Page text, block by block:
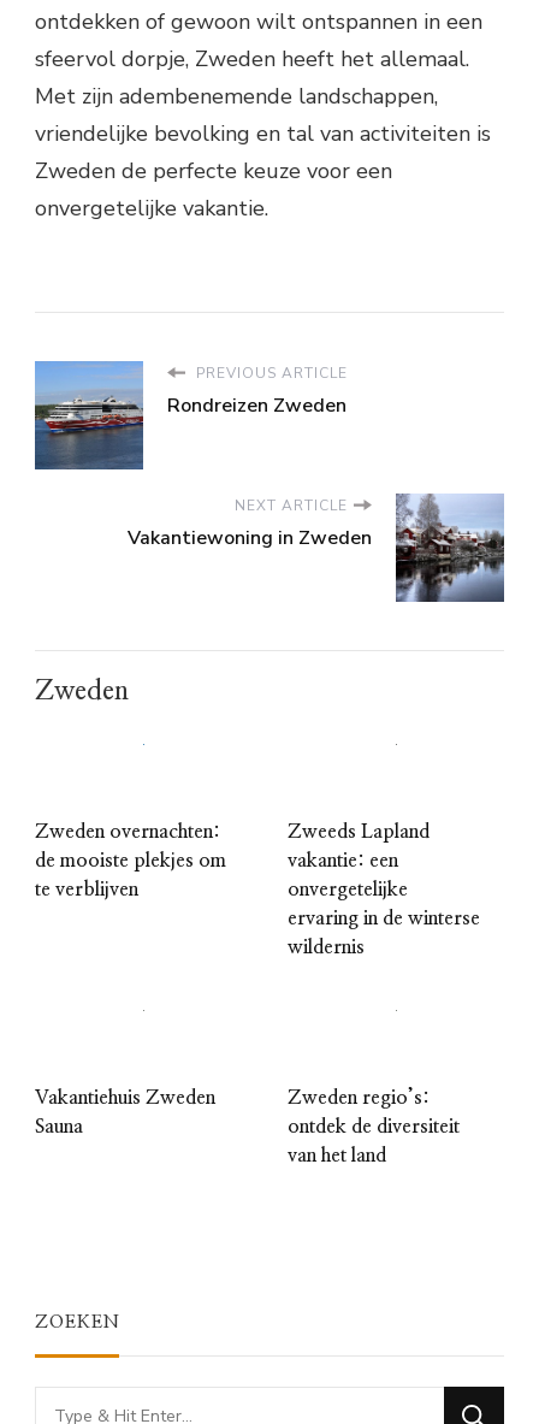
ontdekken of gewoon wilt ontspannen in een
sfeervol dorpje, Zweden heeft het allemaal.
Met zijn adembenemende landschappen,
vriendelijke bevolking en tal van activiteiten is
Zweden de perfecte keuze voor een
onvergetelijke vakantie.
PREVIOUS ARTICLE
Rondreizen Zweden
NEXT ARTICLE
Vakantiewoning in Zweden
Zweden
Zweden overnachten:
de mooiste plekjes om
te verblijven
Zweeds Lapland
vakantie: een
onvergetelijke
ervaring in de winterse
wildernis
Vakantiehuis Zweden
Sauna
Zweden regio’s:
ontdek de diversiteit
van het land
ZOEKEN
Looking